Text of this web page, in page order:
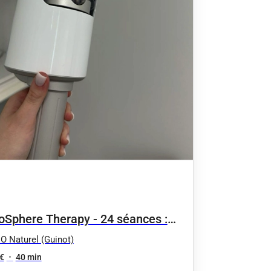
Therapy - 24 séances :
par vibrations bas ou
du corps 35 min
Naturel (Guinot)
• 40 min